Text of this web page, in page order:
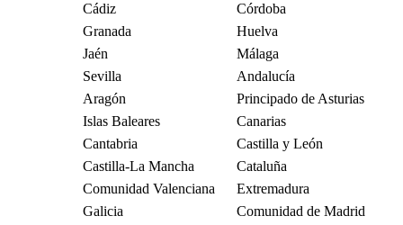
Cádiz
Córdoba
Granada
Huelva
Jaén
Málaga
Sevilla
Andalucía
Aragón
Principado de Asturias
Islas Baleares
Canarias
Cantabria
Castilla y León
Castilla-La Mancha
Cataluña
Comunidad Valenciana
Extremadura
Galicia
Comunidad de Madrid